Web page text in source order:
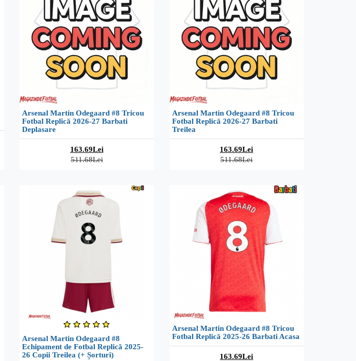
Arsenal Martin Odegaard #8 Tricou
Fotbal Replică 2026-27 Barbati
Deplasare
163.69Lei
511.68Lei
Arsenal Martin Odegaard #8 Tricou
Fotbal Replică 2026-27 Barbati
Treilea
163.69Lei
511.68Lei
Arsenal Martin Odegaard #8
Echipament de Fotbal Replică 2025-
26 Copii Treilea (+ Șorturi)
Arsenal Martin Odegaard #8 Tricou
Fotbal Replică 2025-26 Barbati Acasa
163.69Lei